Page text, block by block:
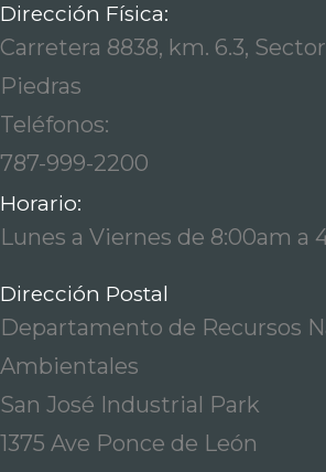
Dirección Física:
Carretera 8838, km. 6.3,
Piedras
Teléfonos:
787-999-2200
Horario:
Lunes a Viernes de 8:00am a
Dirección Postal
Departamento de Recursos
Ambientales
San José Industrial Park
1375 Ave Ponce de León